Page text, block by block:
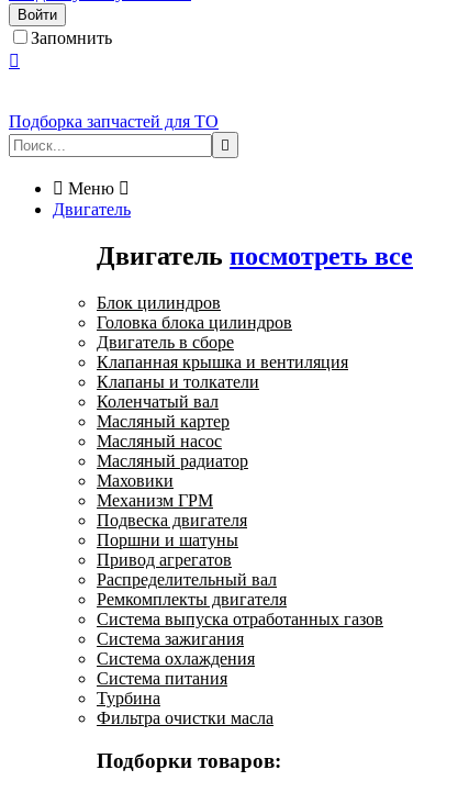
Войти
Запомнить

Подборка запчастей для ТО

 Меню 
Двигатель
Двигатель посмотреть все
Блок цилиндров
Головка блока цилиндров
Двигатель в сборе
Клапанная крышка и вентиляция
Клапаны и толкатели
Коленчатый вал
Масляный картер
Масляный насос
Масляный радиатор
Маховики
Механизм ГРМ
Подвеска двигателя
Поршни и шатуны
Привод агрегатов
Распределительный вал
Ремкомплекты двигателя
Система выпуска отработанных газов
Система зажигания
Система охлаждения
Система питания
Турбина
Фильтра очистки масла
Подборки товаров: